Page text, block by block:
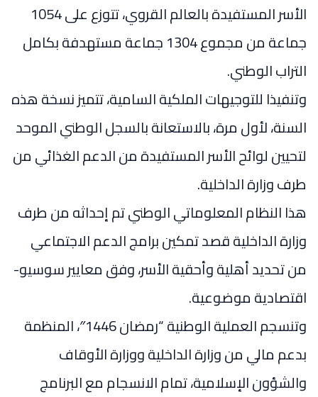
الأسر المستفيدة بالعالم القروي، تتوزع على 1054
جماعة من مجموع 1304 جماعة مستهدفة بكامل
التراب الوطني.
وتنفيذا للتوجيهات الملكية السامية، تتميز نسخة هذه
السنة، لأول مرة، بالاستعانة بالسجل الوطني الموحد
لتحيين لوائح الأسر المستفيدة من الدعم الغذائي من
طرف وزارة الداخلية.
هذا النظام المعلوماتي الوطني تم إحداثه من طرف
وزارة الداخلية قصد تمكين برامج الدعم الاجتماعي
من تحديد أهلية وأحقية الأسر، وفق معايير سوسيو-
اقتصادية موضوعية.
وتنسجم العملية الوطنية “رمضان 1446″، المنظمة
بدعم مالي من وزارة الداخلية ووزارة الأوقاف
والشؤون الإسلامية، تمام الانسجام مع البرنامج